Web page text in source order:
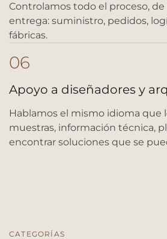
Controlamos todo el proceso, de
entrega: suministro, pedidos,
fábricas.
06
Apoyo a diseñadores y
Hablamos el mismo idioma que
muestras, información técnica,
encontrar soluciones que se
CATEGORÍAS